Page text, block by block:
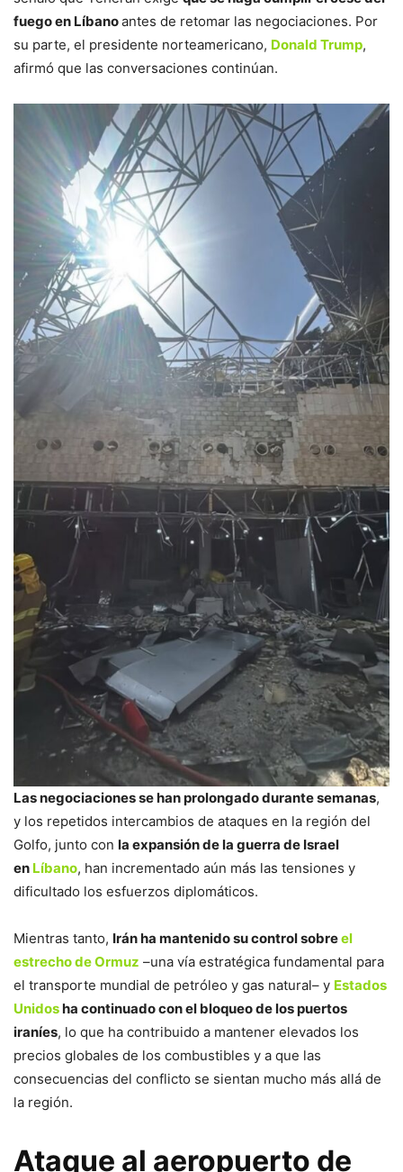
fuego en Líbanoantes de retomar las negociaciones. Por
su parte, el presidente norteamericano, Donald Trump,
afirmó que las conversaciones continúan.
Las negociaciones se han prolongado durante semanas,
y los repetidos intercambios de ataques en la región del
Golfo, junto con la expansión de la guerra de Israel
en Líbano, han incrementado aún más las tensiones y
dificultado los esfuerzos diplomáticos.
Mientras tanto, Irán ha mantenido su control sobreel
estrecho de Ormuz –una vía estratégica fundamental para
el transporte mundial de petróleo y gas natural– y Estados
Unidosha continuado con el bloqueo de los puertos
iraníes, lo que ha contribuido a mantener elevados los
precios globales de los combustibles y a que las
consecuencias del conflicto se sientan mucho más allá de
la región.
Ataque al aeropuerto de